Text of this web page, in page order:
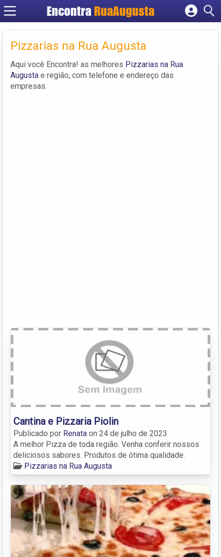
Encontra RuaAugusta
Cadastrar empresa
Criar conta
Pizzarias na Rua Augusta
Aqui você Encontra! as melhores Pizzarias na Rua
Augusta e região, com telefone e endereço das
empresas.
Cantina e Pizzaria Piolin
Publicado por Renata on 24 de julho de 2023
A melhor Pizza de toda região. Venha conferir nossos
deliciosos sabores. Produtos de ótima qualidade.
Pizzarias na Rua Augusta